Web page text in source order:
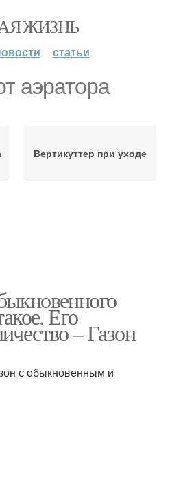
ЖИЗНЬ
статьи
аэратора
Вертикуттер при уходе
Его
– Газон
с обыкновенным и